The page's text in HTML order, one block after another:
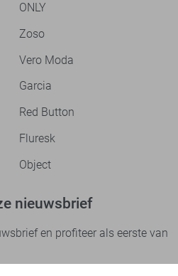
ONLY
Zoso
Vero Moda
Garcia
Red Button
Fluresk
Object
nieuwsbrief
en profiteer als eerste van